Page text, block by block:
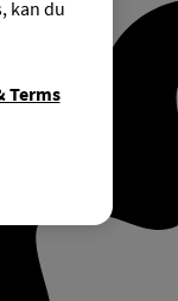
kan du
Terms